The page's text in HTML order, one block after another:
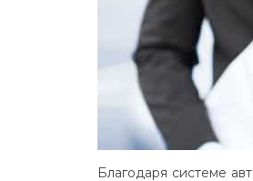
Благодаря системе